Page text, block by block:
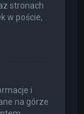
stronach
w poście,
i
na górze